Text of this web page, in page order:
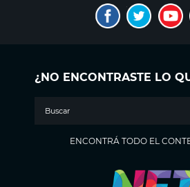
¿NO ENCONTRASTE LO
ENCONTRÁ TODO EL